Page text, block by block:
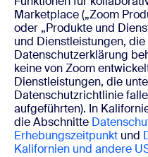
Marketplace („Zoom
oder „Produkte und
und Dienstleistungen,
Datenschutzerklärung
keine von Zoom
Dienstleistungen, die
Datenschutzrichtlinie
aufgeführten). In
die Abschnitte
Erhebungszeitpunkt und
Kalifornien und andere